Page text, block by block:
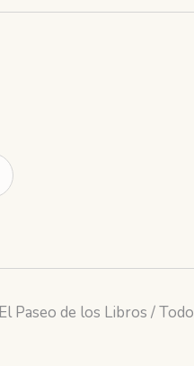
Paseo de los Libros /